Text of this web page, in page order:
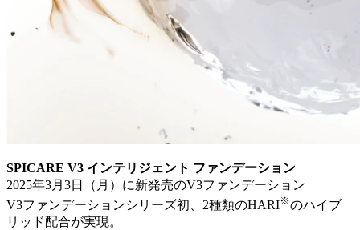
SPICARE V3 インテリジェント ファンデーション
2025年3月3日（月）に新発売のV3ファンデーション
V3ファンデーションシリーズ初、2種類のHARI※のハイブ
リッド配合が実現。